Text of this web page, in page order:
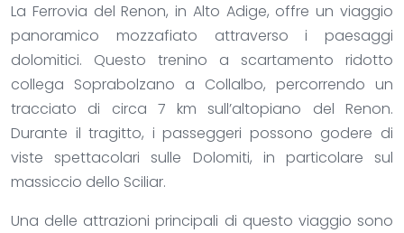
La Ferrovia del Renon, in Alto Adige, offre un viaggio
panoramico mozzafiato attraverso i paesaggi
dolomitici. Questo trenino a scartamento ridotto
collega Soprabolzano a Collalbo, percorrendo un
tracciato di circa 7 km sull’altopiano del Renon.
Durante il tragitto, i passeggeri possono godere di
viste spettacolari sulle Dolomiti, in particolare sul
massiccio dello Sciliar.
Una delle attrazioni principali di questo viaggio sono